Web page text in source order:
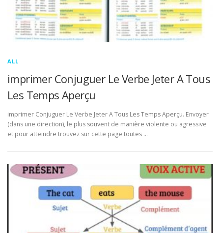
ALL
imprimer Conjuguer Le Verbe Jeter A Tous
Les Temps Aperçu
imprimer Conjuguer Le Verbe Jeter A Tous Les Temps Aperçu. Envoyer
(dans une direction), le plus souvent de manière violente ou agressive
et pour atteindre trouvez sur cette page toutes …